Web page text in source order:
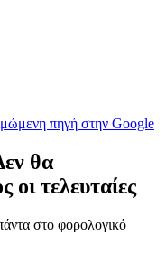
πηγή στην Google
θα
οι τελευταίες
στο φορολογικό